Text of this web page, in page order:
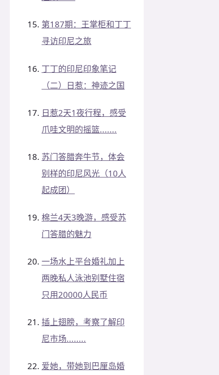
第187期：王掌柜和丁丁
寻访印尼之旅
丁丁的印尼印象笔记
（二）日惹：神迹之国
日惹2天1夜行程，感受
爪哇文明的摇篮.......
苏门答腊奔牛节，体会
别样的印尼风光（10人
起成团）
棉兰4天3晚游，感受苏
门答腊的魅力
一场水上平台婚礼加上
两晚私人泳池别墅住宿
只用20000人民币
插上翅膀，考察了解印
尼市场........
爱她，带她到巴厘岛婚